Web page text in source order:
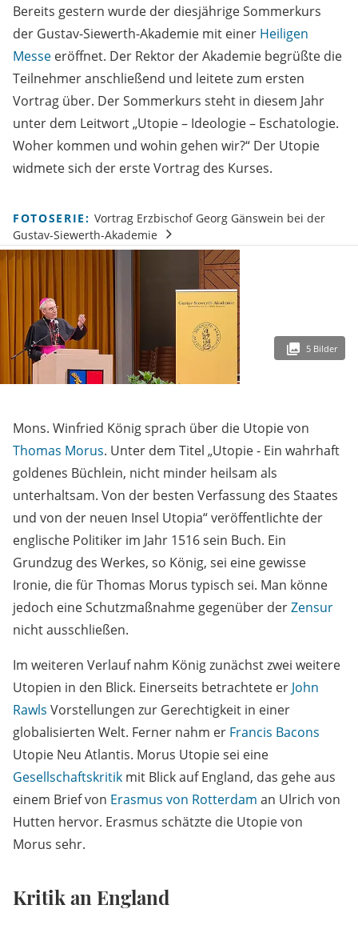
Bereits gestern wurde der diesjährige Sommerkurs
der Gustav-Siewerth-Akademie mit einer Heiligen
Messe eröffnet. Der Rektor der Akademie begrüßte die
Teilnehmer anschließend und leitete zum ersten
Vortrag über. Der Sommerkurs steht in diesem Jahr
unter dem Leitwort „Utopie – Ideologie – Eschatologie.
Woher kommen und wohin gehen wir?“ Der Utopie
widmete sich der erste Vortrag des Kurses.
FOTOSERIE:Vortrag Erzbischof Georg Gänswein bei der
Gustav-Siewerth-Akademie
5 Bilder
Mons. Winfried König sprach über die Utopie von
Thomas Morus. Unter dem Titel „Utopie - Ein wahrhaft
goldenes Büchlein, nicht minder heilsam als
unterhaltsam. Von der besten Verfassung des Staates
und von der neuen Insel Utopia“ veröffentlichte der
englische Politiker im Jahr 1516 sein Buch. Ein
Grundzug des Werkes, so König, sei eine gewisse
Ironie, die für Thomas Morus typisch sei. Man könne
jedoch eine Schutzmaßnahme gegenüber derZensur
nicht ausschließen.
Im weiteren Verlauf nahm König zunächst zwei weitere
Utopien in den Blick. Einerseits betrachtete er John
Rawls Vorstellungen zur Gerechtigkeit in einer
globalisierten Welt. Ferner nahm er Francis Bacons
Utopie Neu Atlantis. Morus Utopie sei eine
Gesellschaftskritik mit Blick auf England, das gehe aus
einem Brief von Erasmus von Rotterdam an Ulrich von
Hutten hervor. Erasmus schätzte die Utopie von
Morus sehr.
Kritik an England